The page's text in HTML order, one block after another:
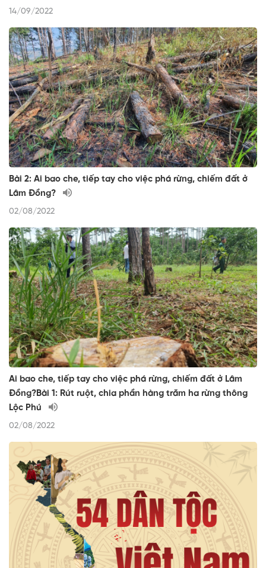
14/09/2022
Bài 2: Ai bao che, tiếp tay cho việc phá rừng, chiếm đất ở
Lâm Đồng?
02/08/2022
Ai bao che, tiếp tay cho việc phá rừng, chiếm đất ở Lâm
Đồng?Bài 1: Rút ruột, chia phần hàng trăm ha rừng thông
Lộc Phú
02/08/2022